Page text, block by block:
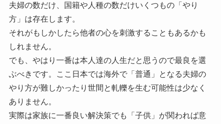
夫婦の数だけ、国籍や人種の数だけいくつもの「やり
方」は存在します。
それがもしかしたら他者の心を刺激することもあるかも
しれません。
でも、やはり一番は本人達の人生だと思うので最良を選
ぶべきです。ここ日本では海外で「普通」となる夫婦の
やり方が難しかったり世間と軋轢を生む可能性は少なく
ありません。
実際は家族に一番良い解決策でも「子供」が関われば意